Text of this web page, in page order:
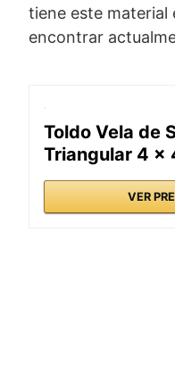
tiene este material
encontrar
Toldo Vela de
Triangular 4 x
VER